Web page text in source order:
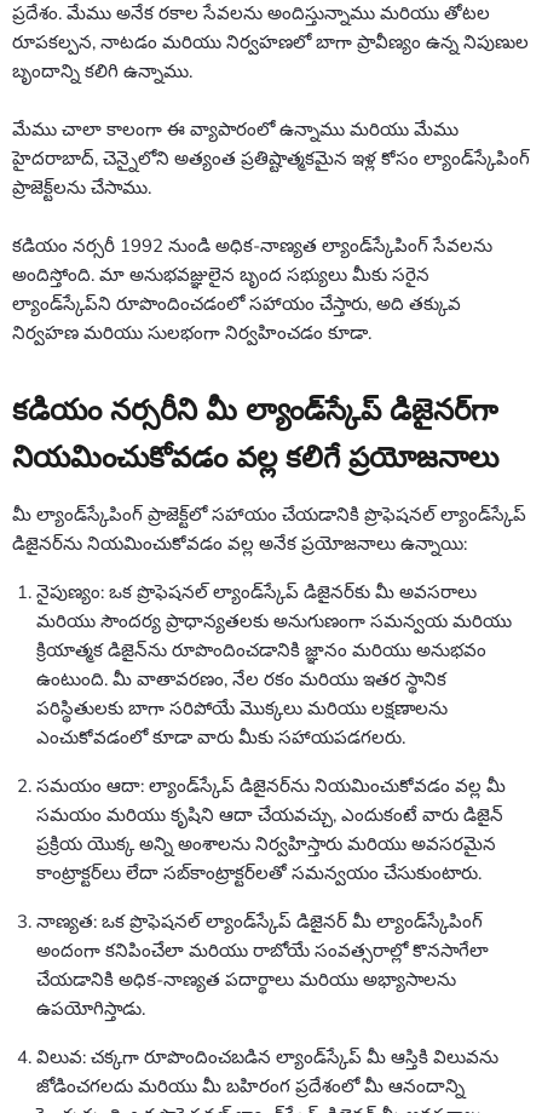
ప్రదేశం. మేము అనేక రకాల సేవలను అందిస్తున్నాము మరియు తోటల
రూపకల్పన, నాటడం మరియు నిర్వహణలో బాగా ప్రావీణ్యం ఉన్న నిపుణుల
బృందాన్ని కలిగి ఉన్నాము.
మేము చాలా కాలంగా ఈ వ్యాపారంలో ఉన్నాము మరియు మేము
హైదరాబాద్, చెన్నైలోని అత్యంత ప్రతిష్టాత్మకమైన ఇళ్ల కోసం ల్యాండ్‌స్కేపింగ్
ప్రాజెక్ట్‌లను చేసాము.
కడియం నర్సరీ 1992 నుండి అధిక-నాణ్యత ల్యాండ్‌స్కేపింగ్ సేవలను
అందిస్తోంది. మా అనుభవజ్ఞులైన బృంద సభ్యులు మీకు సరైన
ల్యాండ్‌స్కేప్‌ని రూపొందించడంలో సహాయం చేస్తారు, అది తక్కువ
నిర్వహణ మరియు సులభంగా నిర్వహించడం కూడా.
కడియం నర్సరీని మీ ల్యాండ్‌స్కేప్ డిజైనర్‌గా
నియమించుకోవడం వల్ల కలిగే ప్రయోజనాలు
మీ ల్యాండ్‌స్కేపింగ్ ప్రాజెక్ట్‌లో సహాయం చేయడానికి ప్రొఫెషనల్ ల్యాండ్‌స్కేప్
డిజైనర్‌ను నియమించుకోవడం వల్ల అనేక ప్రయోజనాలు ఉన్నాయి:
నైపుణ్యం: ఒక ప్రొఫెషనల్ ల్యాండ్‌స్కేప్ డిజైనర్‌కు మీ అవసరాలు
మరియు సౌందర్య ప్రాధాన్యతలకు అనుగుణంగా సమన్వయ మరియు
క్రియాత్మక డిజైన్‌ను రూపొందించడానికి జ్ఞానం మరియు అనుభవం
ఉంటుంది. మీ వాతావరణం, నేల రకం మరియు ఇతర స్థానిక
పరిస్థితులకు బాగా సరిపోయే మొక్కలు మరియు లక్షణాలను
ఎంచుకోవడంలో కూడా వారు మీకు సహాయపడగలరు.
సమయం ఆదా: ల్యాండ్‌స్కేప్ డిజైనర్‌ను నియమించుకోవడం వల్ల మీ
సమయం మరియు కృషిని ఆదా చేయవచ్చు, ఎందుకంటే వారు డిజైన్
ప్రక్రియ యొక్క అన్ని అంశాలను నిర్వహిస్తారు మరియు అవసరమైన
కాంట్రాక్టర్‌లు లేదా సబ్‌కాంట్రాక్టర్‌లతో సమన్వయం చేసుకుంటారు.
నాణ్యత: ఒక ప్రొఫెషనల్ ల్యాండ్‌స్కేప్ డిజైనర్ మీ ల్యాండ్‌స్కేపింగ్
అందంగా కనిపించేలా మరియు రాబోయే సంవత్సరాల్లో కొనసాగేలా
చేయడానికి అధిక-నాణ్యత పదార్థాలు మరియు అభ్యాసాలను
ఉపయోగిస్తాడు.
విలువ: చక్కగా రూపొందించబడిన ల్యాండ్‌స్కేప్ మీ ఆస్తికి విలువను
జోడించగలదు మరియు మీ బహిరంగ ప్రదేశంలో మీ ఆనందాన్ని